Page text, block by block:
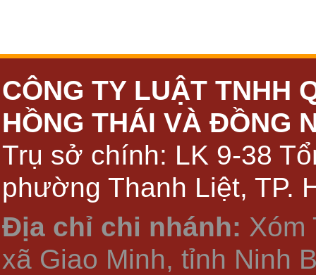
CÔNG TY LUẬT TNHH
HỒNG THÁI VÀ ĐỒNG
Trụ sở chính: LK 9-38
phường Thanh Liệt, TP.
Địa chỉ chi nhánh: Xóm
xã Giao Minh, tỉnh Ninh